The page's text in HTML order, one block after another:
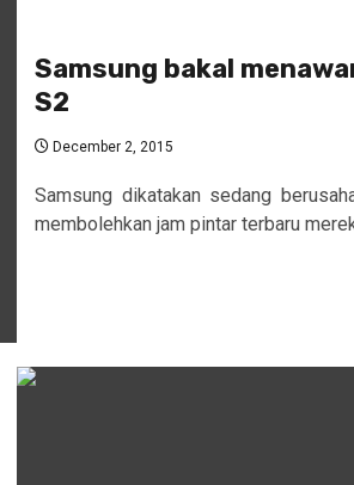
Samsung bakal
S2
December 2, 2015
Samsung dikatakan sedang
membolehkan jam pintar terbaru